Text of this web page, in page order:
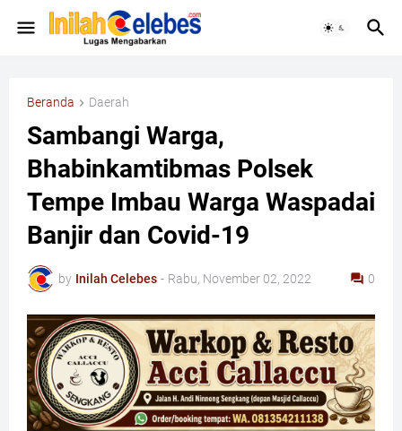
Beranda Daerah
Sambangi Warga,
Bhabinkamtibmas Polsek
Tempe Imbau Warga Waspadai
Banjir dan Covid-19
by Inilah Celebes - Rabu, November 02, 2022 0